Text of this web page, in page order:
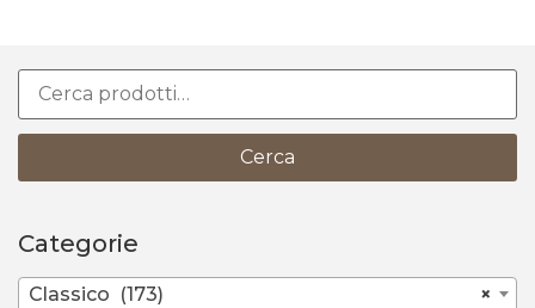
Cerca
Categorie
×
Classico (173)